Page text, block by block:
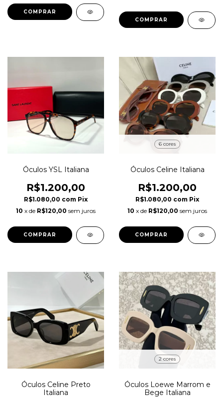
Óculos YSL Italiana
R$1.200,00
R$1.080,00 com Pix
10 x de R$120,00 sem juros
6 cores
Óculos Celine Italiana
R$1.200,00
R$1.080,00 com Pix
10 x de R$120,00 sem juros
COMPRAR
Óculos Celine Preto
Italiana
2 cores
Óculos Loewe Marrom e
Bege Italiana